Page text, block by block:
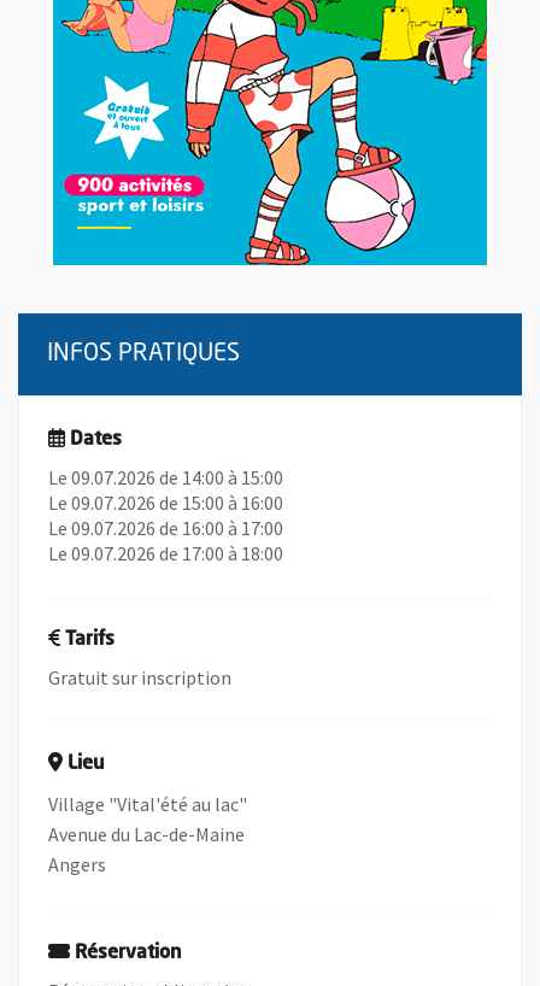
INFOS PRATIQUES
Dates
Le 09.07.2026 de 14:00 à 15:00
Le 09.07.2026 de 15:00 à 16:00
Le 09.07.2026 de 16:00 à 17:00
Le 09.07.2026 de 17:00 à 18:00
Tarifs
Gratuit sur inscription
Lieu
Village "Vital'été au lac"
Avenue du Lac-de-Maine
Angers
Réservation